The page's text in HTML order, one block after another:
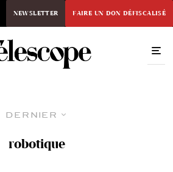
NEWSLETTER FAIRE UN DON DÉFISCALISÉ
Dernier
robotique